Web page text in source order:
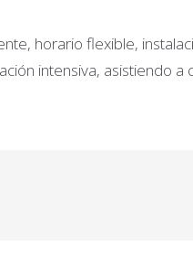
horario flexible,
intensiva, asistiendo